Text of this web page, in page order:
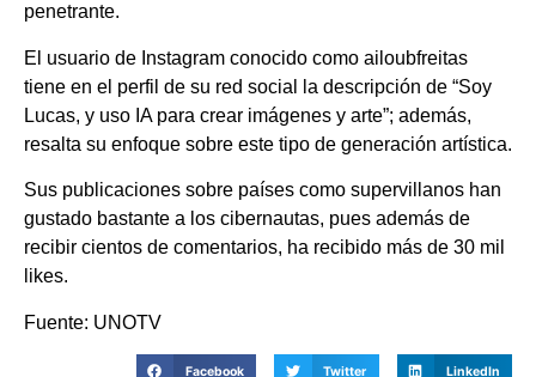
penetrante.
El usuario de Instagram conocido como ailoubfreitas
tiene en el perfil de su red social la descripción de “Soy
Lucas, y uso IA para crear imágenes y arte”; además,
resalta su enfoque sobre este tipo de generación artística.
Sus publicaciones sobre países como supervillanos han
gustado bastante a los cibernautas, pues además de
recibir cientos de comentarios, ha recibido más de 30 mil
likes.
Fuente: UNOTV
Facebook Twitter LinkedIn